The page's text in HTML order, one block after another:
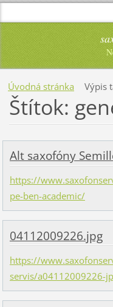
Úvodná stránka Výpis
Štítok:
Alt saxofóny
https://
pe-ben-academic/
04112009226.jpg
https://
servis/a04112009226-